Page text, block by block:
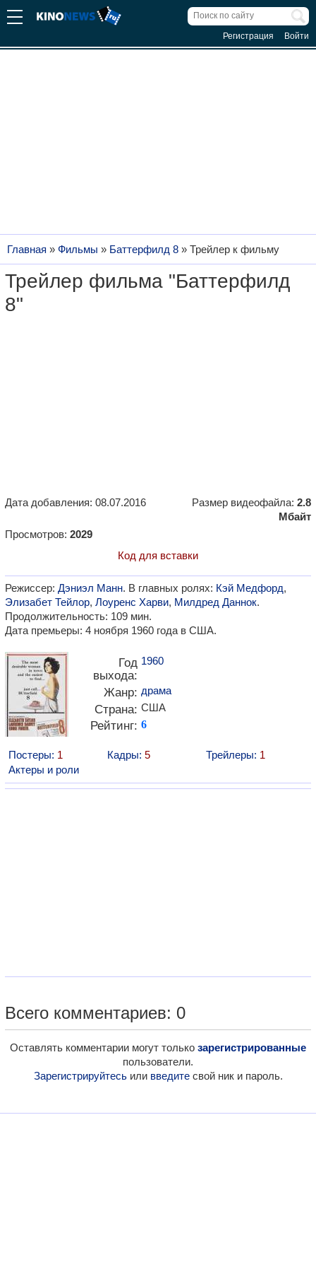
Регистрация Войти
Главная » Фильмы » Баттерфилд 8 » Трейлер к фильму
Трейлер фильма "Баттерфилд
8"
Дата добавления: 08.07.2016 Размер видеофайла: 2.8
Мбайт
Просмотров: 2029
Код для вставки
Режиссер: Дэниэл Манн. В главных ролях: Кэй Медфорд,
Элизабет Тейлор, Лоуренс Харви, Милдред Даннок.
Продолжительность: 109 мин.
Дата премьеры: 4 ноября 1960 года в США.
Год
выхода:
1960
Жанр: драма
Страна: США
Рейтинг: 6
Постеры: 1 Кадры: 5 Трейлеры: 1
Актеры и роли
Всего комментариев: 0
Оставлять комментарии могут только зарегистрированные
пользователи.
Зарегистрируйтесьили введитесвой ник и пароль.